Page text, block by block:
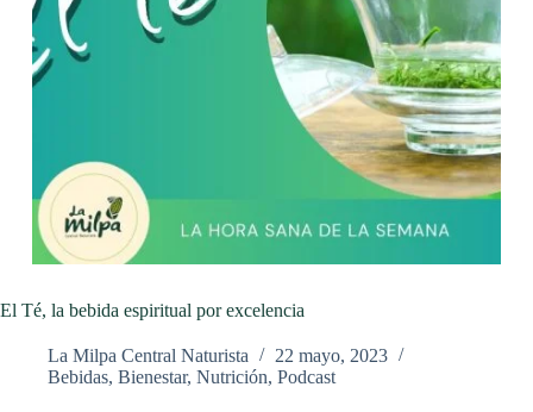
El Té, la bebida espiritual por excelencia
La Milpa Central Naturista
22 mayo, 2023
Bebidas, Bienestar, Nutrición, Podcast